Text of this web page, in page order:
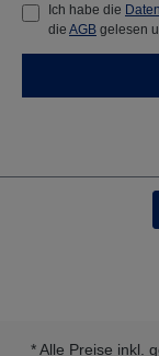
Ich habe die
die AGB gelesen
* Alle Preise inkl.